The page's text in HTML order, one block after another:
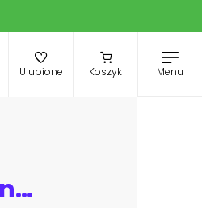
Ulubione Koszyk Menu
Pink unicorn with the wings reared in the grass on mountains background